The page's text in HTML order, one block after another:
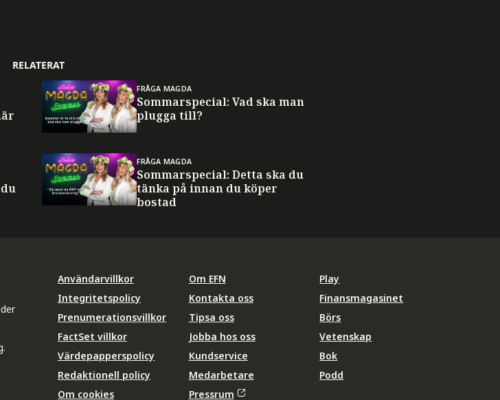
RELATERAT
FRÅGA MAGDA
Sommarspecial: Vad ska man
plugga till?
FRÅGA MAGDA
Sommarspecial: Detta ska du
tänka på innan du köper
bostad
Användarvillkor
Integritetspolicy
Prenumerationsvillkor
FactSet villkor
Värdepapperspolicy
Redaktionell policy
Om cookies
Om EFN
Kontakta oss
Tipsa oss
Jobba hos oss
Kundservice
Medarbetare
Pressrum
Play
Finansmagasinet
Börs
Vetenskap
Bok
Podd